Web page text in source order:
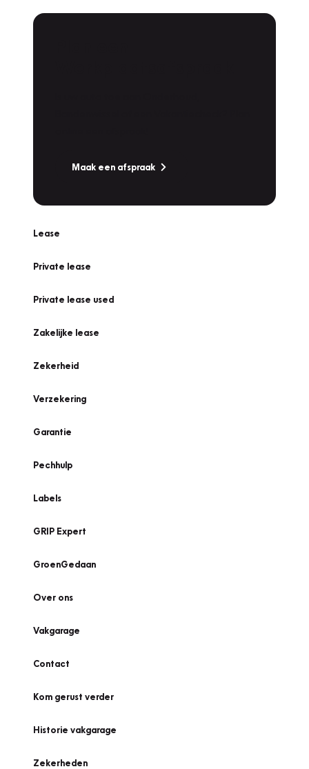
Maak een afspraak
Lease
Private lease
Private lease used
Zakelijke lease
Zekerheid
Verzekering
Garantie
Pechhulp
Labels
GRIP Expert
GroenGedaan
Over ons
Vakgarage
Contact
Kom gerust verder
Historie vakgarage
Zekerheden